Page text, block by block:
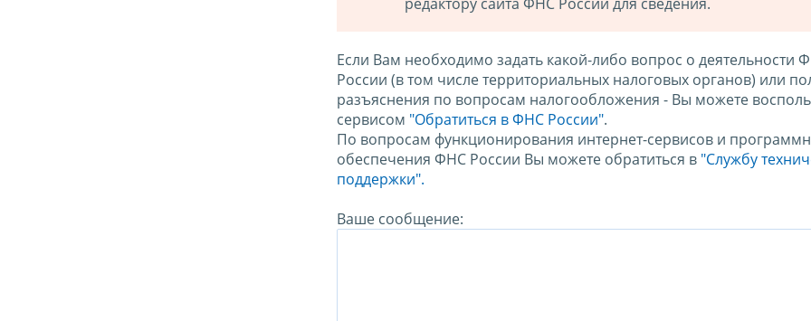
редактору сайта ФНС России для сведения.
Если Вам необходимо задать какой-либо вопрос о деятельности
России (в том числе территориальных налоговых органов) или
разъяснения по вопросам налогообложения - Вы можете
сервисом "Обратиться в ФНС России".
По вопросам функционирования интернет-сервисов и
обеспечения ФНС России Вы можете обратиться в "Службу
поддержки".
Ваше сообщение: